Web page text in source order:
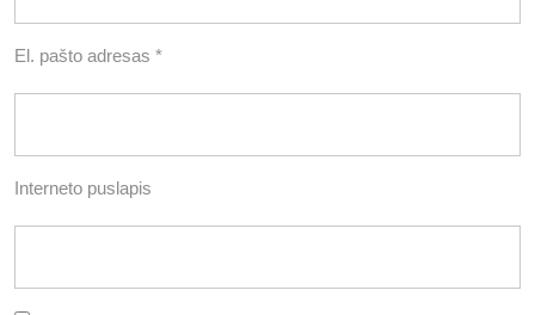
El. pašto adresas *
Interneto puslapis